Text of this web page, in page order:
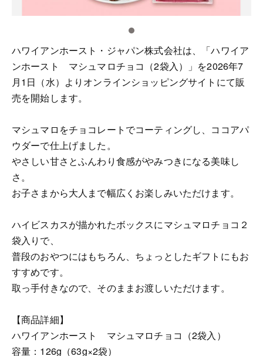
ハワイアンホースト・ジャパン株式会社は、「ハワイア
ンホースト マシュマロチョコ​（2袋入）」を2026年7
月1日（水）よりオンラインショッピングサイトにて販
売を開始します。
マシュマロをチョコレートでコーティングし、ココアパ
ウダーで仕上げました。
やさしい甘さとふんわり食感がやみつきになる美味し
さ。
お子さまから大人まで幅広くお楽しみいただけます。
ハイビスカスが描かれたボックスにマシュマロチョコ２
袋入りで、
普段のおやつにはもちろん、ちょっとしたギフトにもお
すすめです。
取っ手付きなので、そのままお渡しいただけます。
【商品詳細】
ハワイアンホースト マシュマロチョコ​（2袋入）
容量：126g（63g×2袋）